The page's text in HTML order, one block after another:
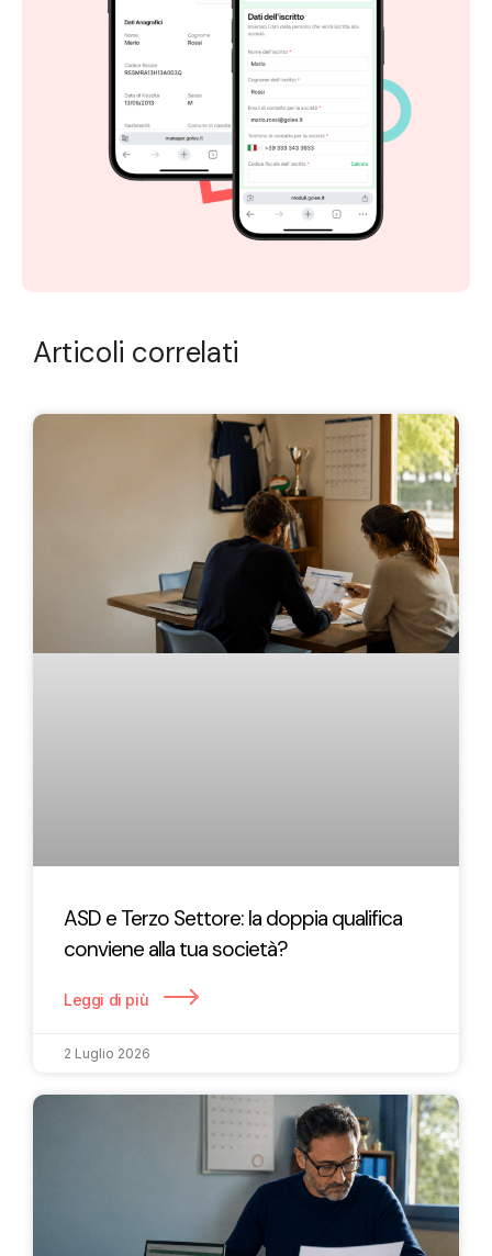
Articoli correlati
ASD e Terzo Settore: la doppia qualifica
conviene alla tua società?
Leggi di più
2 Luglio 2026